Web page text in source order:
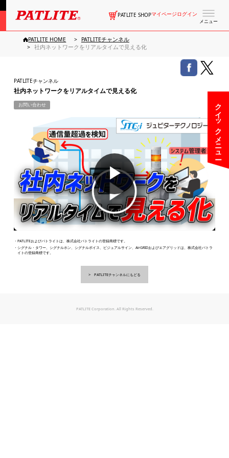
メニュー
PATLITE SHOPマイページログイン
クイックメニュー
PATLITE HOME
PATLITEチャンネル
社内ネットワークをリアルタイムで見える化
PATLITEチャンネル
社内ネットワークをリアルタイムで見える化
お問い合わせ
▶
・PATLITEおよびパトライトは、株式会社パトライトの登録商標です。
・シグナル・タワー、シグナルホン、シグナルボイス、ビジュアルサイン、AirGRIDおよびエアグリッドは、株式会社パトラ
イトの登録商標です。
PATLITEチャンネルにもどる
PATLITE Corporation. All Rights Reserved.